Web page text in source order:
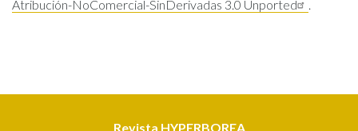
Atribución-NoComercial-SinDerivadas 3.0 Unported
.
Revista HYPERBOREA